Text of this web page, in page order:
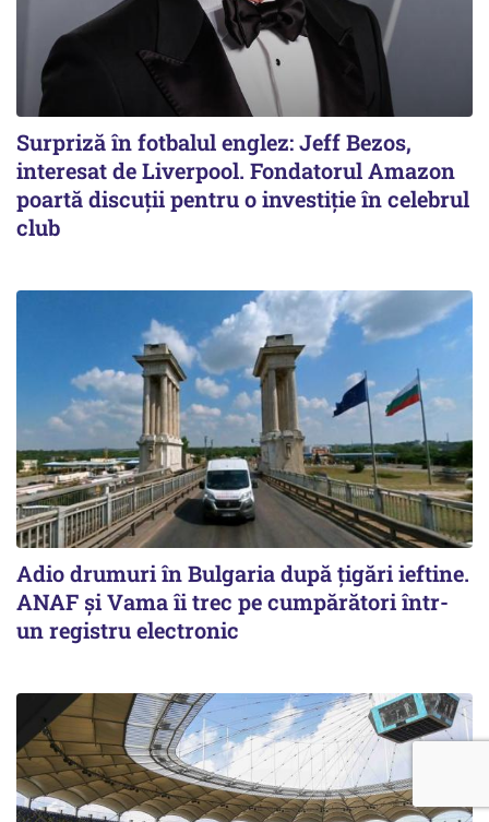
Surpriză în fotbalul englez: Jeff Bezos,
interesat de Liverpool. Fondatorul Amazon
poartă discuții pentru o investiție în celebrul
club
Adio drumuri în Bulgaria după țigări ieftine.
ANAF și Vama îi trec pe cumpărători într-
un registru electronic